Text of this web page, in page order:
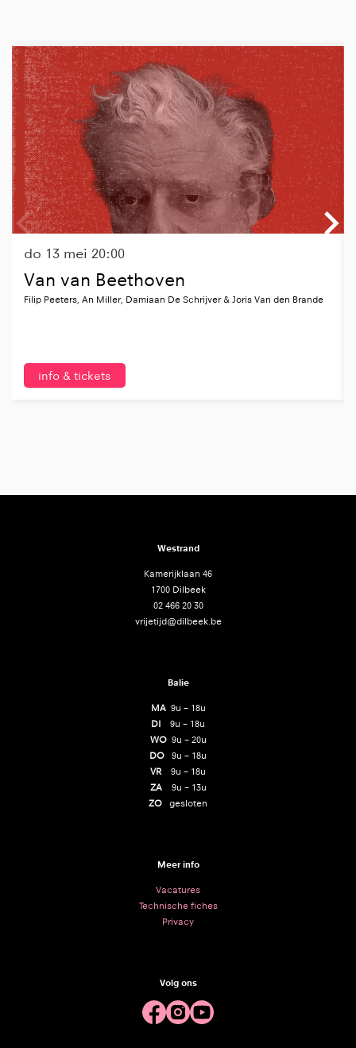
Van van Beethoven
Filip Peeters, An Miller, Damiaan De Schrijver & Joris Van den Brande
do 13 mei 20:00
info & tickets
Westrand
Kamerijklaan 46
1700 Dilbeek
02 466 20 30
vrijetijd@dilbeek.be
Balie
MA 9u – 18u
DI 9u – 18u
WO9u – 20u
DO 9u – 18u
VR 9u – 18u
ZA
9u – 13u
ZO gesloten
Meer info
Vacatures
Technische fiches
Privacy
Volg ons